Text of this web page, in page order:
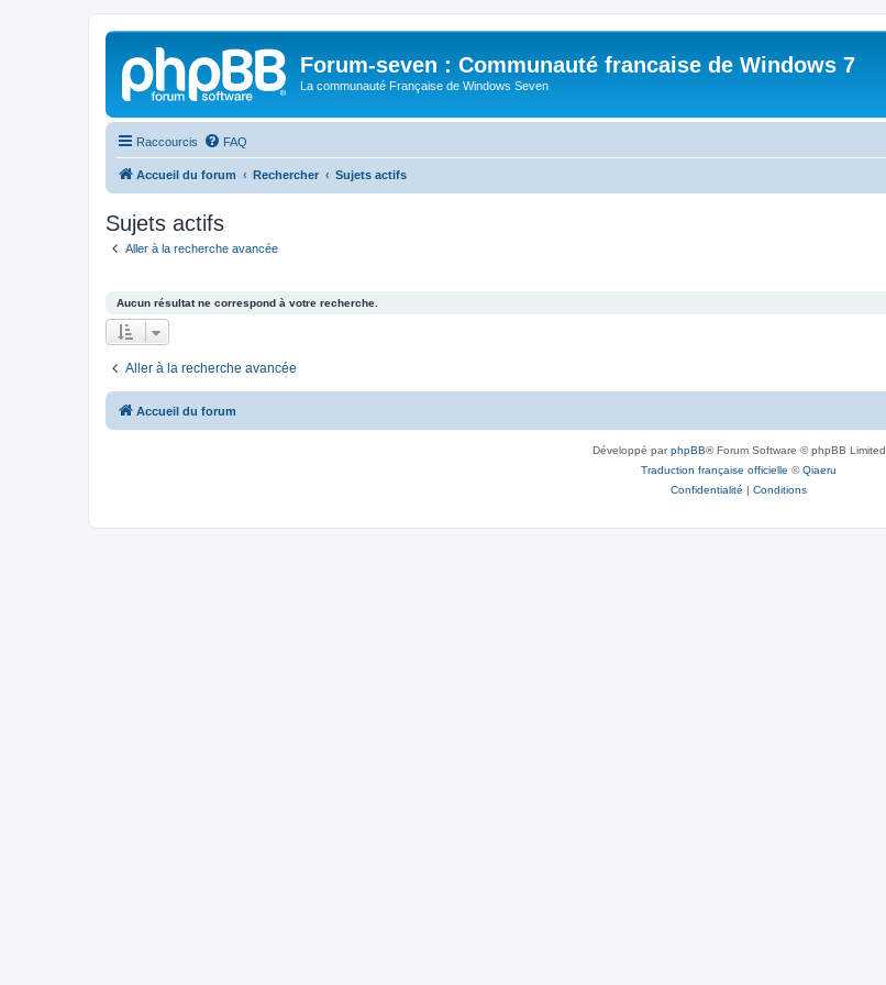
Forum-seven : Communauté francaise de Windows 7
La communauté Française de Windows Seven
Raccourcis FAQ
Accueil du forum Rechercher Sujets actifs
Sujets actifs
Aller à la recherche avancée
Aucun résultat ne correspond à votre recherche.
Aller à la recherche avancée
Accueil du forum
Développé parphpBB® Forum Software © phpBB Limited
Traduction française officielle ©Qiaeru
Confidentialité | Conditions